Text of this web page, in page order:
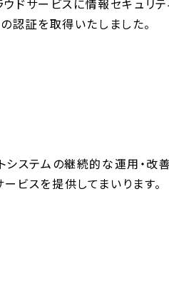
認証を取得いたしました。​
ステムの継続的な運用・改
ビスを提供してまいります。​​